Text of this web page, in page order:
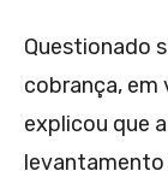
Questionado
cobrança, em
explicou que